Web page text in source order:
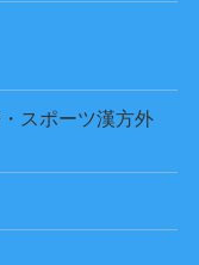
スポーツ漢方外